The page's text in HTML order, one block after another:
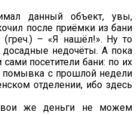
данный объект, увы,
после приёмки из бани
(греч.) – «Я нашёл!». Ну то
недочёты. А пока
посетители бани: по их
с прошлой недели
отделении, ибо здесь
же деньги не можем